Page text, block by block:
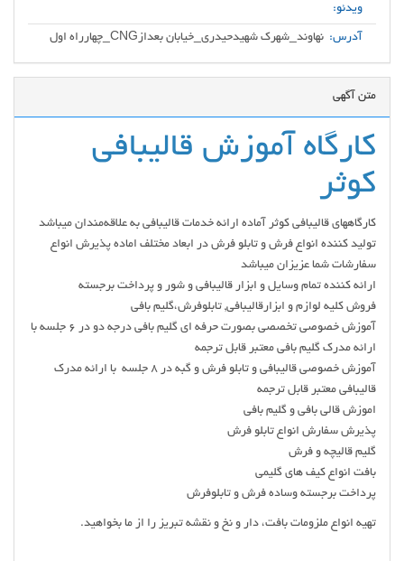
ویدئو:
آدرس: نهاوند_شهرک‌ شهیدحیدری_خیابان بعدازCNG_چهارراه‌ اول
متن آگهی
کارگاه آموزش قالیبافی
کوثر
کارگاههای قالیبافی کوثر آماده ارائه خدمات قالیبافی به علاقه‌مندان میباشد
تولید کننده انواع فرش و تابلو فرش در ابعاد مختلف اماده پذیرش انواع
سفارشات شما عزیزان میباشد
ارائه کننده تمام وسایل و ابزار قالیبافی و شور و پرداخت برجسته
فروش کلیه لوازم و ابزارقالیبافی, تابلوفرش،گلیم بافی
آموزش خصوصی تخصصی بصورت حرفه ای گلیم بافی درجه دو در ۶ جلسه با
ارائه مدرک گلیم بافی معتبر قابل ترجمه
آموزش خصوصی قالیبافی و تابلو فرش و گبه در ۸ جلسه با ارائه مدرک
قالیبافی معتبر قابل ترجمه
اموزش قالی بافی و گلیم بافی
پذیرش سفارش انواع تابلو فرش
گلیم قالیچه و فرش
بافت انواع کیف های گلیمی
پرداخت برجسته وساده فرش و تابلوفرش
تهیه انواع ملزومات بافت، دار و نخ و نقشه تبریز را از ما بخواهید.